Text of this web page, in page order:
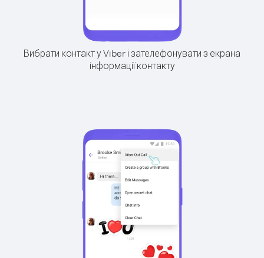
Вибрати контакт у Viber і зателефонувати з екрана
інформації контакту